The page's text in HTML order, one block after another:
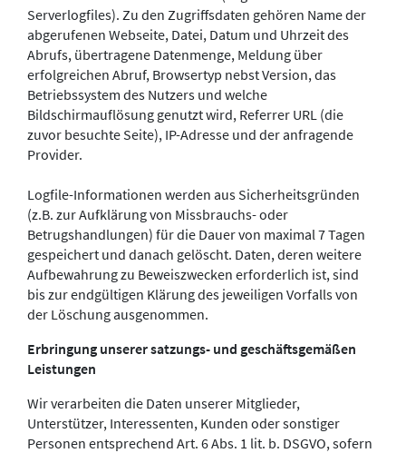
Serverlogfiles). Zu den Zugriffsdaten gehören Name der
abgerufenen Webseite, Datei, Datum und Uhrzeit des
Abrufs, übertragene Datenmenge, Meldung über
erfolgreichen Abruf, Browsertyp nebst Version, das
Betriebssystem des Nutzers und welche
Bildschirmauflösung genutzt wird, Referrer URL (die
zuvor besuchte Seite), IP-Adresse und der anfragende
Provider.
Logfile-Informationen werden aus Sicherheitsgründen
(z.B. zur Aufklärung von Missbrauchs- oder
Betrugshandlungen) für die Dauer von maximal 7 Tagen
gespeichert und danach gelöscht. Daten, deren weitere
Aufbewahrung zu Beweiszwecken erforderlich ist, sind
bis zur endgültigen Klärung des jeweiligen Vorfalls von
der Löschung ausgenommen.
Erbringung unserer satzungs- und geschäftsgemäßen
Leistungen
Wir verarbeiten die Daten unserer Mitglieder,
Unterstützer, Interessenten, Kunden oder sonstiger
Personen entsprechend Art. 6 Abs. 1 lit. b. DSGVO, sofern